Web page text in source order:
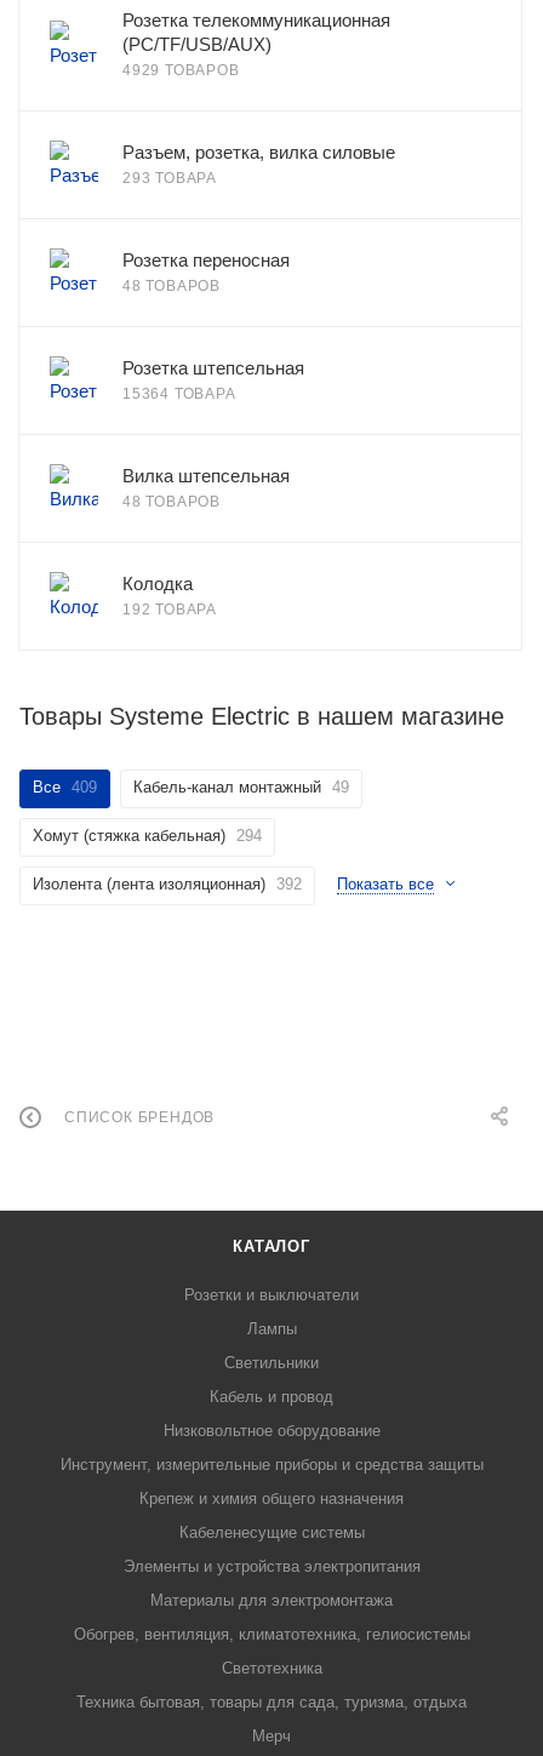
Розетка телекоммуникационная
(PC/TF/USB/AUX)
4929 ТОВАРОВ
Разъем, розетка, вилка силовые
293 ТОВАРА
Розетка переносная
48 ТОВАРОВ
Розетка штепсельная
15364 ТОВАРА
Вилка штепсельная
48 ТОВАРОВ
Колодка
192 ТОВАРА
Товары Systeme Electric в нашем магазине
Все 409 Кабель-канал монтажный 49
Хомут (стяжка кабельная) 294
Изолента (лента изоляционная) 392 Показать все
СПИСОК БРЕНДОВ
КАТАЛОГ
Розетки и выключатели
Лампы
Светильники
Кабель и провод
Низковольтное оборудование
Инструмент, измерительные приборы и средства защиты
Крепеж и химия общего назначения
Кабеленесущие системы
Элементы и устройства электропитания
Материалы для электромонтажа
Обогрев, вентиляция, климатотехника, гелиосистемы
Светотехника
Техника бытовая, товары для сада, туризма, отдыха
Мерч